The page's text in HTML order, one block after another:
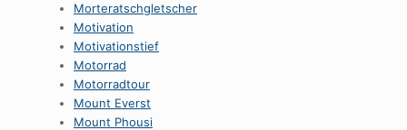
Morteratschgletscher
Motivation
Motivationstief
Motorrad
Motorradtour
Mount Everst
Mount Phousi